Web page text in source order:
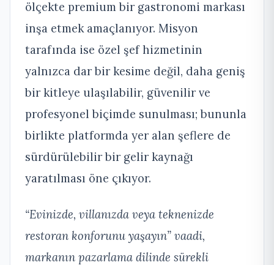
ölçekte premium bir gastronomi markası
inşa etmek amaçlanıyor. Misyon
tarafında ise özel şef hizmetinin
yalnızca dar bir kesime değil, daha geniş
bir kitleye ulaşılabilir, güvenilir ve
profesyonel biçimde sunulması; bununla
birlikte platformda yer alan şeflere de
sürdürülebilir bir gelir kaynağı
yaratılması öne çıkıyor.
“Evinizde, villanızda veya teknenizde
restoran konforunu yaşayın” vaadi,
markanın pazarlama dilinde sürekli